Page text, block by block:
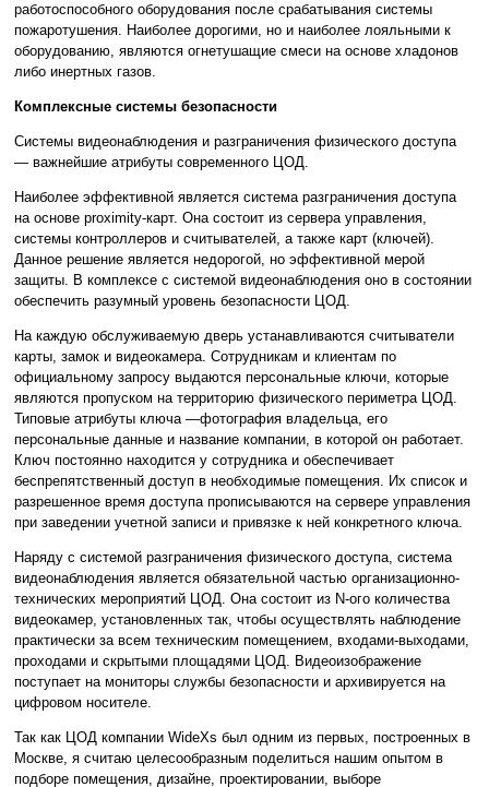
работоспособного оборудования после срабатывания системы
пожаротушения. Наиболее дорогими, но и наиболее лояльными к
оборудованию, являются огнетушащие смеси на основе хладонов
либо инертных газов.
Комплексные системы безопасности
Системы видеонаблюдения и разграничения физического доступа
— важнейшие атрибуты современного ЦОД.
Наиболее эффективной является система разграничения доступа
на основе proximity-карт. Она состоит из сервера управления,
системы контроллеров и считывателей, а также карт (ключей).
Данное решение является недорогой, но эффективной мерой
защиты. В комплексе с системой видеонаблюдения оно в состоянии
обеспечить разумный уровень безопасности ЦОД.
На каждую обслуживаемую дверь устанавливаются считыватели
карты, замок и видеокамера. Сотрудникам и клиентам по
официальному запросу выдаются персональные ключи, которые
являются пропуском на территорию физического периметра ЦОД.
Типовые атрибуты ключа —фотография владельца, его
персональные данные и название компании, в которой он работает.
Ключ постоянно находится у сотрудника и обеспечивает
беспрепятственный доступ в необходимые помещения. Их список и
разрешенное время доступа прописываются на сервере управления
при заведении учетной записи и привязке к ней конкретного ключа.
Наряду с системой разграничения физического доступа, система
видеонаблюдения является обязательной частью организационно-
технических мероприятий ЦОД. Она состоит из N-ого количества
видеокамер, установленных так, чтобы осуществлять наблюдение
практически за всем техническим помещением, входами-выходами,
проходами и скрытыми площадями ЦОД. Видеоизображение
поступает на мониторы службы безопасности и архивируется на
цифровом носителе.
Так как ЦОД компании WideXs был одним из первых, построенных в
Москве, я считаю целесообразным поделиться нашим опытом в
подборе помещения, дизайне, проектировании, выборе